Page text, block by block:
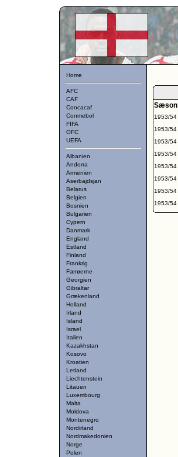
Home
AFC
CAF
Concacaf
Conmebol
FIFA
OFC
UEFA
Albanien
Andorra
Armenien
Aserbajdsjan
Belarus
Belgien
Bosnien
Bulgarien
Cypern
Danmark
England
Estland
Finland
Frankrig
Færøerne
Georgien
Gibraltar
Grækenland
Holland
Irland
Island
Israel
Italien
Kazakhstan
Kosovo
Kroatien
Letland
Liechtenstein
Litauen
Luxembourg
Malta
Moldova
Montenegro
Nordirland
Nordmakedonien
Norge
Polen
Sæson
1953/54
1953/54
1953/54
1953/54
1953/54
1953/54
1953/54
1953/54